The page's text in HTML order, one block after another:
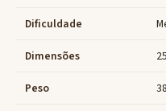
Dificuldade
Dimensões
Peso